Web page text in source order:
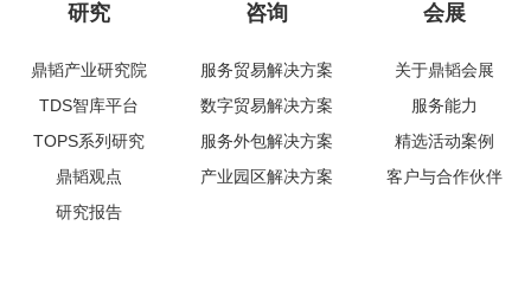
研究
鼎韬产业研究院
TDS智库平台
TOPS系列研究
鼎韬观点
研究报告
咨询
服务贸易解决方案
数字贸易解决方案
服务外包解决方案
产业园区解决方案
会展
关于鼎韬会展
服务能力
精选活动案例
客户与合作伙伴